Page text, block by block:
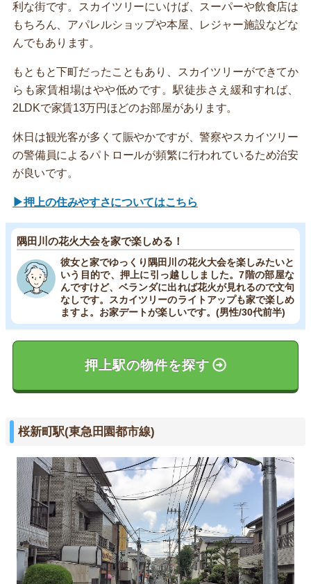
利な街です。スカイツリーにいけば、スーパーや飲食店は
もちろん、アパレルショップや本屋、レジャー施設などな
んでもあります。
もともと下町だったこともあり、スカイツリーができてか
らも家賃相場はやや低めです。駅徒歩さえ緩和すれば、
2LDKで家賃13万円ほどのお部屋があります。
休日は観光客が多くて賑やかですが、警察やスカイツリー
の警備員によるパトロールが頻繁に行われているため治安
が良いです。
▶押上の住みやすさについてはこちら
隅田川の花火大会を家で楽しめる！
彼女と家でゆっくり隅田川の花火大会を楽しみたいと
いう目的で、押上に引っ越ししました。7階の部屋な
んですけど、ベランダに出れば花火が見れるので文句
なしです。スカイツリーのライトアップも家で楽しめ
ますよ。お家デートが楽しいです。(男性/30代前半)
押上駅の物件を探す
桜新町駅(東急田園都市線)